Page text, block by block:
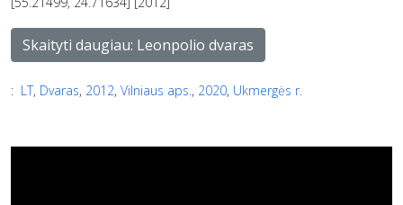
Skaityti daugiau: Leonpolio dvaras
: LT, Dvaras, 2012, Vilniaus aps., 2020, Ukmergės r.